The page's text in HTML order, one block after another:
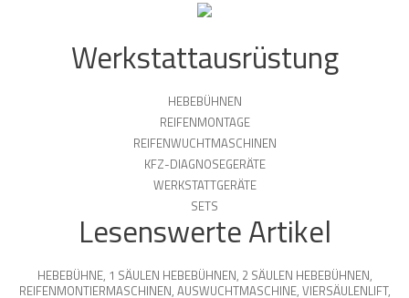
Werkstattausrüstung
HEBEBÜHNEN
REIFENMONTAGE
REIFENWUCHTMASCHINEN
KFZ-DIAGNOSEGERÄTE
WERKSTATTGERÄTE
SETS
Lesenswerte Artikel
HEBEBÜHNE, 1 SÄULEN HEBEBÜHNEN, 2 SÄULEN HEBEBÜHNEN,
REIFENMONTIERMASCHINEN, AUSWUCHTMASCHINE, VIERSÄULENLIFT,